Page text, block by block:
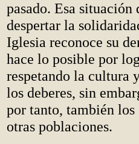
pasado. Esa
despertar la
Iglesia reconoce su
hace lo posible por
respetando la cultura
los deberes, sin
por tanto, también los
otras poblaciones.